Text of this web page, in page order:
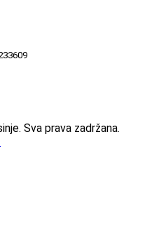
Sva prava zadržana.